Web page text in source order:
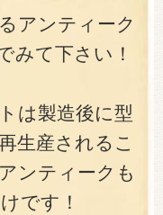
アンティーク
みて下さい！
は製造後に型
生産されるこ
ンティークも
です！